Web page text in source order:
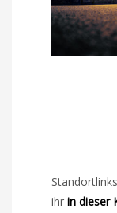
ihrin dieser